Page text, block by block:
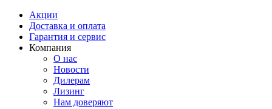
Акции
Доставка и оплата
Гарантия и сервис
Компания
О нас
Новости
Дилерам
Лизинг
Нам доверяют